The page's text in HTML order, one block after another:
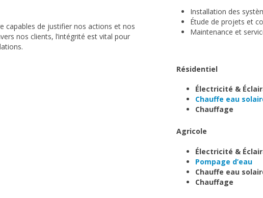
capables de justifier nos actions et nos
nos clients, l’intégrité est vital pour
Installation des
Étude de projets et
Maintenance et
Résidentiel
Électricité &
Chauffe eau
Chauffage
Agricole
Électricité &
Pompage d’eau
Chauffe eau
Chauffage